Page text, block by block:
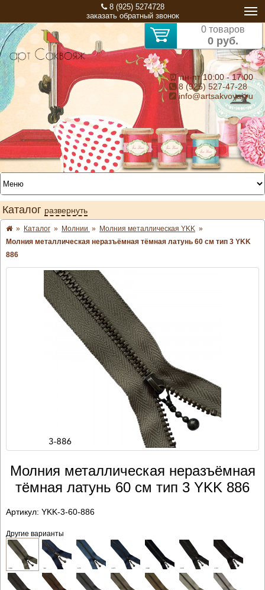
8 (925) 5274728
заказать обратный звонок
0 товаров
0 руб.
⏰ пн-пт 10:00 - 17:00
8 (925) 527-47-28
info@artsakvoyaj.ru
Каталог развернуть
» Каталог » Молнии » Молния металлическая YKK »
Молния металлическая неразъёмная тёмная латунь 60 см тип 3 YKK
886
Молния металлическая неразъёмная
тёмная латунь 60 см тип 3 YKK 886
Артикул: YKK-3-60-886
Другие варианты